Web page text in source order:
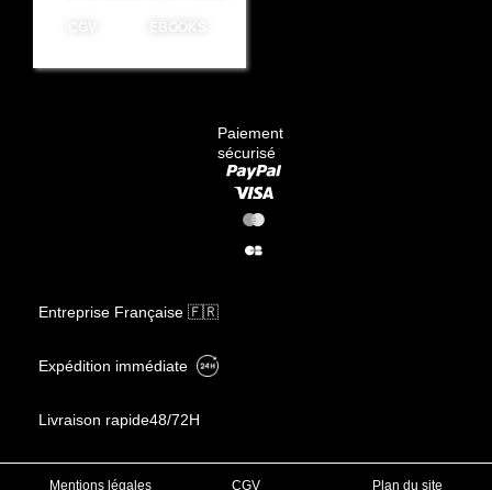
EBOOKS
Paiement
sécurisé
Expédition immédiate
Livraison rapide48/72H
Entreprise Française 🇫🇷
Mentions légales CGV Plan du site